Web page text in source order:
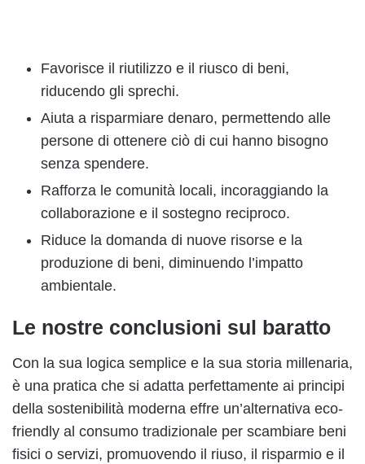
Favorisce il riutilizzo e il riusco di beni,
riducendo gli sprechi.
Aiuta a risparmiare denaro, permettendo alle
persone di ottenere ciò di cui hanno bisogno
senza spendere.
Rafforza le comunità locali, incoraggiando la
collaborazione e il sostegno reciproco.
Riduce la domanda di nuove risorse e la
produzione di beni, diminuendo l’impatto
ambientale.
Le nostre conclusioni sul baratto
Con la sua logica semplice e la sua storia millenaria,
è una pratica che si adatta perfettamente ai principi
della sostenibilità moderna effre un’alternativa eco-
friendly al consumo tradizionale per scambiare beni
fisici o servizi, promuovendo il riuso, il risparmio e il